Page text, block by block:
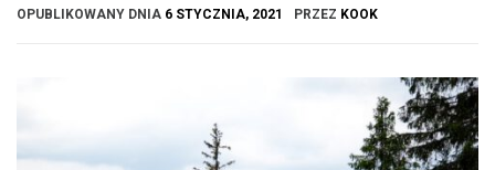
OPUBLIKOWANY DNIA 6 STYCZNIA, 2021 PRZEZ KOOK